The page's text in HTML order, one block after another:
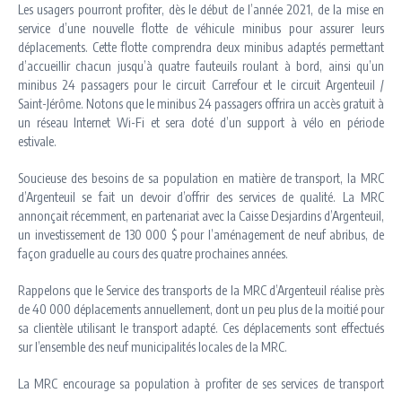
Les usagers pourront profiter, dès le début de l’année 2021, de la mise en
service d’une nouvelle flotte de véhicule minibus pour assurer leurs
déplacements. Cette flotte comprendra deux minibus adaptés permettant
d’accueillir chacun jusqu’à quatre fauteuils roulant à bord, ainsi qu’un
minibus 24 passagers pour le circuit Carrefour et le circuit Argenteuil /
Saint-Jérôme. Notons que le minibus 24 passagers offrira un accès gratuit à
un réseau Internet Wi-Fi et sera doté d’un support à vélo en période
estivale.
Soucieuse des besoins de sa population en matière de transport, la MRC
d’Argenteuil se fait un devoir d’offrir des services de qualité. La MRC
annonçait récemment, en partenariat avec la Caisse Desjardins d’Argenteuil,
un investissement de 130 000 $ pour l’aménagement de neuf abribus, de
façon graduelle au cours des quatre prochaines années.
Rappelons que le Service des transports de la MRC d’Argenteuil réalise près
de 40 000 déplacements annuellement, dont un peu plus de la moitié pour
sa clientèle utilisant le transport adapté. Ces déplacements sont effectués
sur l’ensemble des neuf municipalités locales de la MRC.
La MRC encourage sa population à profiter de ses services de transport